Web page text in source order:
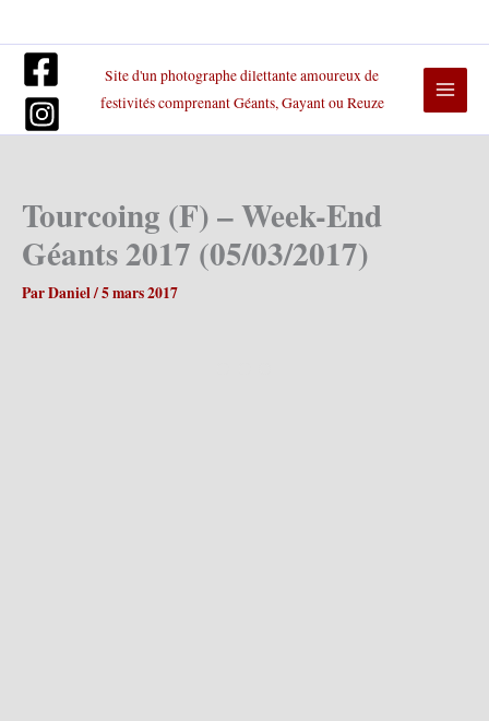
contenu
Site d'un photographe dilettante amoureux de
festivités comprenant Géants, Gayant ou Reuze
Tourcoing (F) – Week-End
Géants 2017 (05/03/2017)
ParDaniel/5 mars 2017